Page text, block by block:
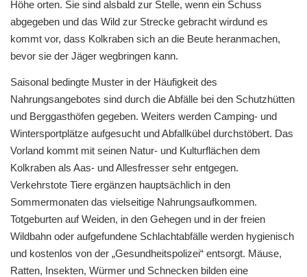
Höhe orten. Sie sind alsbald zur Stelle, wenn ein Schuss
abgegeben und das Wild zur Strecke gebracht wirdund es
kommt vor, dass Kolkraben sich an die Beute heranmachen,
bevor sie der Jäger wegbringen kann.
Saisonal bedingte Muster in der Häufigkeit des
Nahrungsangebotes sind durch die Abfälle bei den Schutzhütten
und Berggasthöfen gegeben. Weiters werden Camping- und
Wintersportplätze aufgesucht und Abfallkübel durchstöbert. Das
Vorland kommt mit seinen Natur- und Kulturflächen dem
Kolkraben als Aas- und Allesfresser sehr entgegen.
Verkehrstote Tiere ergänzen hauptsächlich in den
Sommermonaten das vielseitige Nahrungsaufkommen.
Totgeburten auf Weiden, in den Gehegen und in der freien
Wildbahn oder aufgefundene Schlachtabfälle werden hygienisch
und kostenlos von der „Gesundheitspolizei“ entsorgt. Mäuse,
Ratten, Insekten, Würmer und Schnecken bilden eine